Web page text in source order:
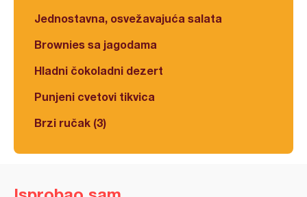
Jednostavna, osvežavajuća salata
Brownies sa jagodama
Hladni čokoladni dezert
Punjeni cvetovi tikvica
Brzi ručak (3)